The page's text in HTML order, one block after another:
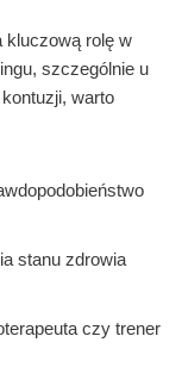
kluczową rolę w
szczególnie u
warto
stanu zdrowia
czy trener